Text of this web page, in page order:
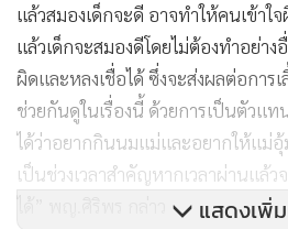
แล้วสมองเด็กจะดี อาจทำให้คนเข้า
แล้วเด็กจะสมองดีโดยไม่ต้องทำอย่าง
ผิดและหลงเชื่อได้ ซึ่งจะส่งผลต่อการ
ช่วยกันดูในเรื่องนี้ ด้วยการเป็นตัวแท
ได้ว่าอยากกินนมแม่และอยากให้แม่
เป็นช่วงเวลาสำคัญหากเวลาผ่านแล้ว
แสดงเพิ่